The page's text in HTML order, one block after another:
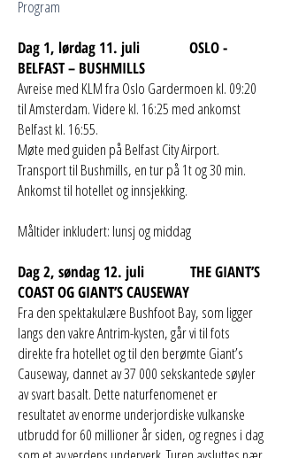
Program
Dag 1, lørdag 11. juli OSLO -
BELFAST – BUSHMILLS
Avreise med KLM fra Oslo Gardermoen kl. 09:20
til Amsterdam. Videre kl. 16:25 med ankomst
Belfast kl. 16:55.
Møte med guiden på Belfast City Airport.
Transport til Bushmills, en tur på 1t og 30 min.
Ankomst til hotellet og innsjekking.
Måltider inkludert: lunsj og middag
Dag 2, søndag 12. juli THE GIANT’S
COAST OG GIANT’S CAUSEWAY
Fra den spektakulære Bushfoot Bay, som ligger
langs den vakre Antrim-kysten, går vi til fots
direkte fra hotellet og til den berømte Giant’s
Causeway, dannet av 37 000 sekskantede søyler
av svart basalt. Dette naturfenomenet er
resultatet av enorme underjordiske vulkanske
utbrudd for 60 millioner år siden, og regnes i dag